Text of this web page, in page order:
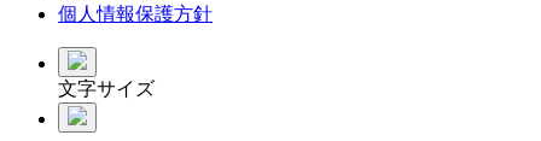
個人情報保護方針
文字サイズ